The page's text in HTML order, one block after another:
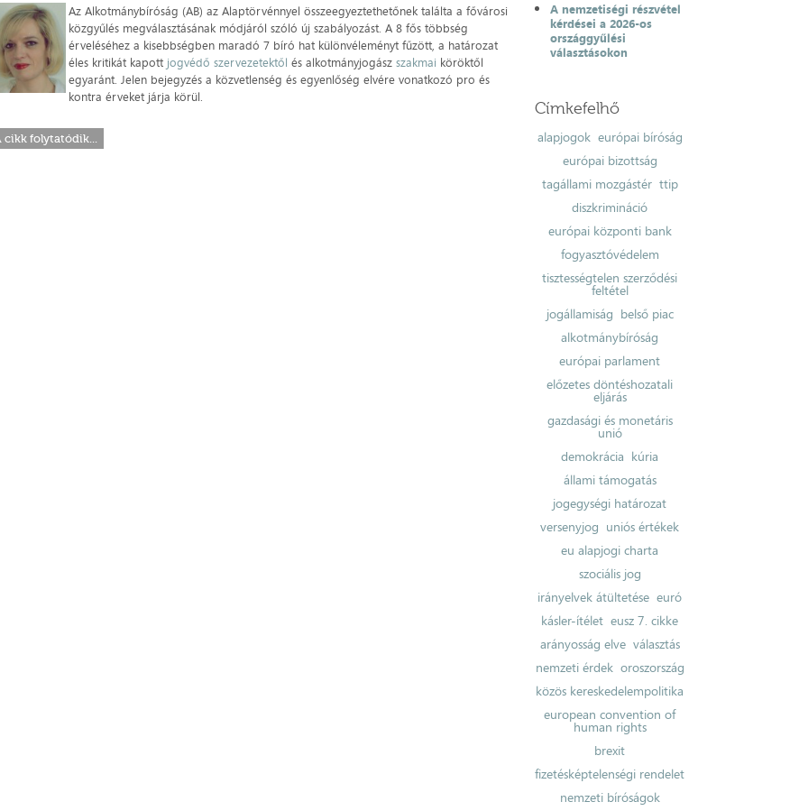
Az Alkotmánybíróság (AB) az Alaptörvénnyel összeegyeztethetőnek találta a fővárosi
közgyűlés megválasztásának módjáról szóló új szabályozást. A 8 fős többség
érveléséhez a kisebbségben maradó 7 bíró hat különvéleményt fűzött, a határozat
éles kritikát kapott jogvédő szervezetektől és alkotmányjogászszakmai köröktől
egyaránt. Jelen bejegyzés a közvetlenség és egyenlőség elvére vonatkozó pro és
kontra érveket járja körül.
cikk folytatódik...
A nemzetiségi részvétel
kérdései a 2026-os
országgyűlési
választásokon
Címkefelhő
alapjogok európai bíróság
európai bizottság
tagállami mozgástér ttip
diszkrimináció
európai központi bank
fogyasztóvédelem
tisztességtelen szerződési
feltétel
jogállamiság belső piac
alkotmánybíróság
európai parlament
előzetes döntéshozatali
eljárás
gazdasági és monetáris
unió
demokrácia kúria
állami támogatás
jogegységi határozat
versenyjog uniós értékek
eu alapjogi charta
szociális jog
irányelvek átültetése euró
kásler-ítélet eusz 7. cikke
arányosság elve választás
nemzeti érdek oroszország
közös kereskedelempolitika
european convention of
human rights
brexit
fizetésképtelenségi rendelet
nemzeti bíróságok